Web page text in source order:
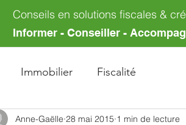
Conseils en solutions fiscales &
Informer - Conseiller -
Immobilier Fiscalité
Anne-Gaëlle 28 mai 2015 1 min de lecture